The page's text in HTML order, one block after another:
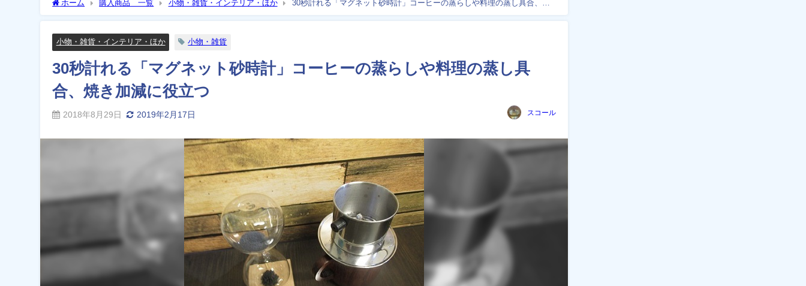
ホーム 購入商品 一覧 小物・雑貨・インテリア・ほか
30秒計れる「マグネット砂時計」コーヒーの蒸らしや料理の蒸し具合、焼
小物・雑貨・インテリア・ほか 小物・雑貨
30秒計れる「マグネット砂時計」コーヒーの蒸らしや料理の蒸し具
合、焼き加減に役立つ
2018年8月29日 2019年2月17日 スコール